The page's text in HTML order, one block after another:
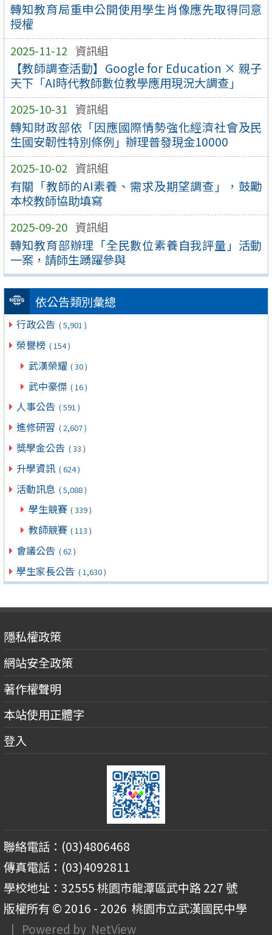
轉知教育局重申公開使用學生肖像應先取得同意
授權
2025-11-12 資訊組
【教師調查活動】Google for Education × 親子
天下「AI時代教師數位教學應用現況大調查」
2025-10-31 資訊組
轉知財政部依「因應國際情勢強化經濟社會及民
生國安韌性特別條例」辦理普發現金10000
2025-10-02 資訊組
有關「教師的AI素養、需求及期望調查」，鼓勵
本校教師協助填寫
2025-09-20 資訊組
轉知教育部辦理「全民數位素養自我評量」活動
一案，請師生踴躍參與
依公告類別彙總
行政公告 ( 5,901 )
榮譽榜 ( 154 )
武漢榮耀 ( 30 )
武中豪傑 ( 16 )
人事公告 ( 591 )
進修研習 ( 2,607 )
獎學金公告 ( 33 )
升學資訊 ( 624 )
活動訊息 ( 5,088 )
學生競賽 ( 339 )
教師競賽 ( 113 )
會議公告 ( 62 )
學生家長公告 ( 1,630 )
隱私權政策
網站安全政策
著作權聲明
本站使用正體字
登入
聯絡電話：(03)4806468
傳真電話：(03)4092811
學校地址：32555 桃園市龍潭區武中路 227 號
版權所有 © 2016 - 2026 桃園市立武漢國民中學
| Powered by NetView